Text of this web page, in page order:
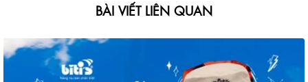
BÀI VIẾT LIÊN QUAN